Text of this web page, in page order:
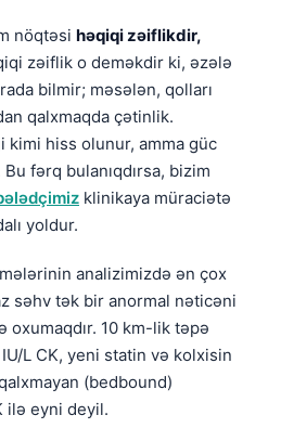
nöqtəsi həqiqi zəiflikdir,
zəiflik o deməkdir ki, əzələ
bilmir; məsələn, qolları
qalxmaqda çətinlik.
kimi hiss olunur, amma güc
fərq bulanıqdırsa, bizim
klinikaya müraciətə
yoldur.
analizimizdə ən çox
səhv tək bir anormal nəticəni
10 km-lik təpə
L CK, yeni statin və kolxisin
(bedbound)
ilə eyni deyil.